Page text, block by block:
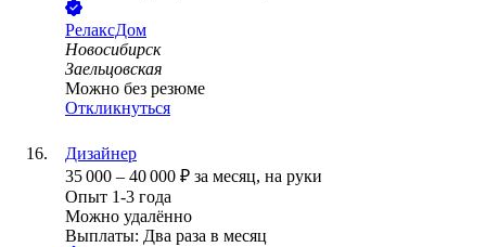
РелаксДом
Новосибирск
Заельцовская
Можно без резюме
Откликнуться
Дизайнер
35 000 – 40 000 ₽ за месяц, на руки
Опыт 1-3 года
Можно удалённо
Выплаты: Два раза в месяц